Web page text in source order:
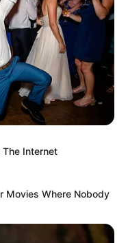
Εύβοια
υψηλή γέφυρα
που
που
στοGoogle
Internet
Movies Where Nobody